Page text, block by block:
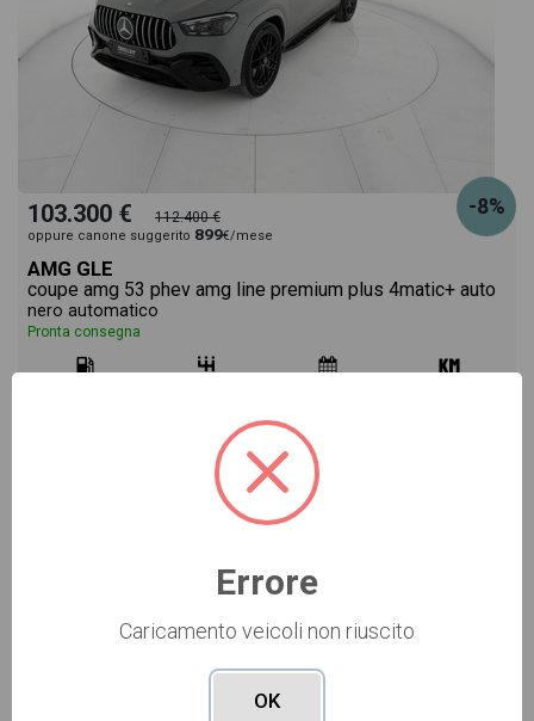
-8%
103.300 € 112.400 €
oppure canone suggerito 899€/mese
AMG GLE
coupe amg 53 phev amg line premium plus 4matic+ auto
nero automatico
Pronta consegna
Vai alla scheda >>
Errore
Caricamento veicoli non riuscito
OK